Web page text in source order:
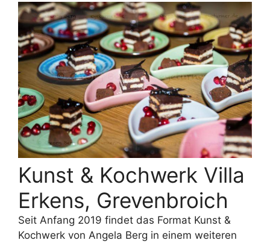
Kunst & Kochwerk Villa
Erkens, Grevenbroich
Seit Anfang 2019 findet das Format Kunst &
Kochwerk von Angela Berg in einem weiteren